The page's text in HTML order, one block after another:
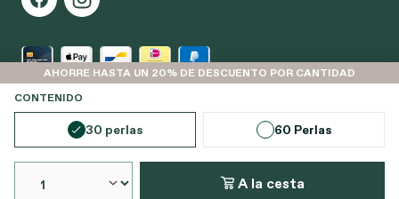
AHORRE HASTA UN 20% DE DESCUENTO POR CANTIDAD
SELECCIONE
CONTENIDO
30 perlas 60 Perlas
A la cesta
© 2026 Bonusan. Todos los derechos reservados
Carrer Juan Ramón Jiménez, 6, 03730 Xàbia,
Alicante, España